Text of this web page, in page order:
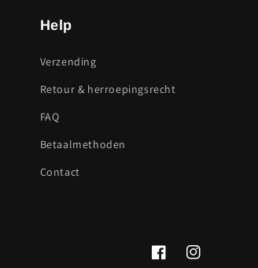
Help
Verzending
Retour & herroepingsrecht
FAQ
Betaalmethoden
Contact
FacebookInstagram